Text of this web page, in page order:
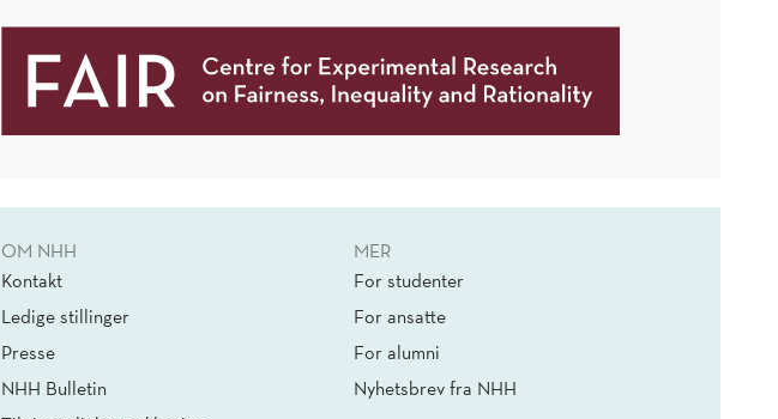
OM NHH
Kontakt
Ledige stillinger
Presse
NHH Bulletin
MER
For studenter
For ansatte
For alumni
Nyhetsbrev fra NHH